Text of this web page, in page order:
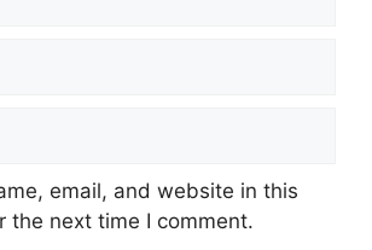
email, and website in this
the next time I comment.